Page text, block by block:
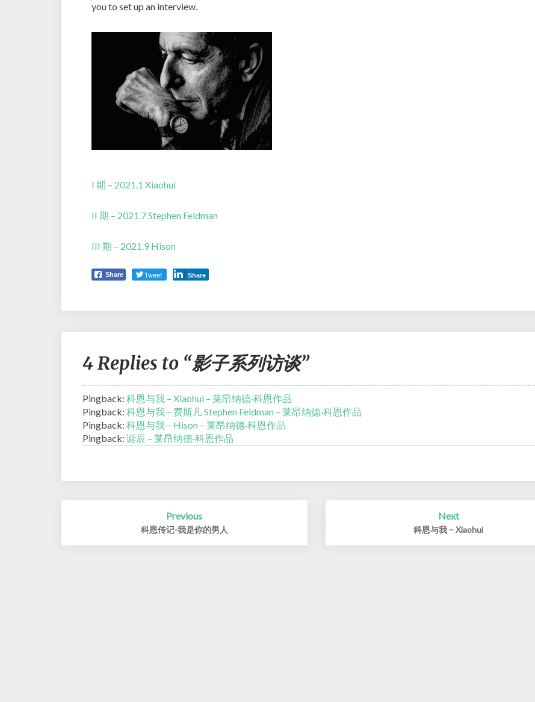
you to set up an interview.
I 期 – 2021.1 Xiaohui
II 期 – 2021.7 Stephen Feldman
III 期 – 2021.9 Hison
Share Tweet Share
4 Replies to “影子系列访谈”
Pingback: 科恩与我 – Xiaohui – 莱昂纳德·科恩作品
Pingback: 科恩与我 – 费斯凡 Stephen Feldman – 莱昂纳德·科恩作品
Pingback: 科恩与我 – Hison – 莱昂纳德·科恩作品
Pingback: 诞辰 – 莱昂纳德·科恩作品
navigation
Previous
科恩传记-我是你的男人
Next
科恩与我 – Xiaohui